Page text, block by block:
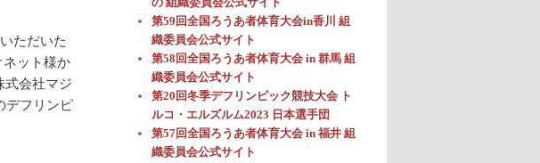
ただいた
ット様か
式会社マジ
デフリンピ
第59回全国ろうあ者体育大会in香川 組
織委員会公式サイト
第58回全国ろうあ者体育大会 in 群馬 組
織委員会公式サイト
第20回冬季デフリンピック競技大会 ト
ルコ・エルズルム2023 日本選手団
第57回全国ろうあ者体育大会 in 福井 組
織委員会公式サイト